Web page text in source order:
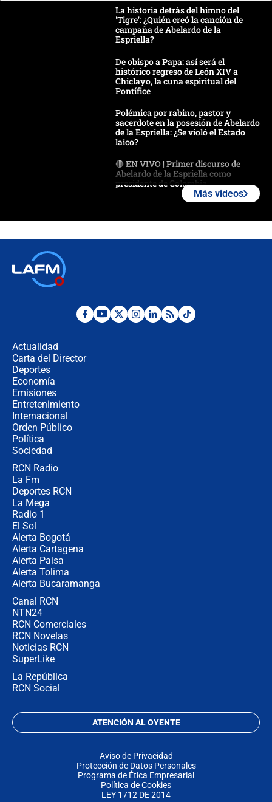
La historia detrás del himno del
'Tigre': ¿Quién creó la canción de
campaña de Abelardo de la
Espriella?
De obispo a Papa: así será el
histórico regreso de León XIV a
Chiclayo, la cuna espiritual del
Pontífice
Polémica por rabino, pastor y
sacerdote en la posesión de Abelardo
de la Espriella: ¿Se violó el Estado
laico?
🔴 EN VIVO | Primer discurso de
Abelardo de la Espriella como
presidente de Colombia
Desde dermatitis hasta infecciones:
Más videos
Actualidad
Carta del Director
Deportes
Economía
Emisiones
Entretenimiento
Internacional
Orden Público
Política
Sociedad
RCN Radio
La Fm
Deportes RCN
La Mega
Radio 1
El Sol
Alerta Bogotá
Alerta Cartagena
Alerta Paisa
Alerta Tolima
Alerta Bucaramanga
Canal RCN
NTN24
RCN Comerciales
RCN Novelas
Noticias RCN
SuperLike
La República
RCN Social
ATENCIÓN AL OYENTE
Aviso de Privacidad
Protección de Datos Personales
Programa de Ética Empresarial
Política de Cookies
LEY 1712 DE 2014